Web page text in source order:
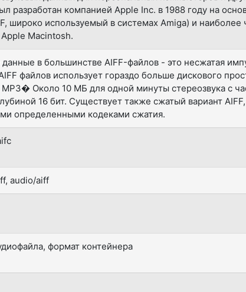
разработан компанией Apple Inc. в 1988 году на
широко используемый в системах Amiga) и наиболее
Macintosh.
в большинстве AIFF-файлов - это несжатая
файлов использует гораздо больше дискового
MP3� Около 10 МБ для одной минуты стереозвука с
16 бит. Существует также сжатый вариант
определенными кодеками сжатия.
audio/aiff
формат контейнера